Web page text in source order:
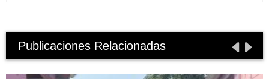
Publicaciones Relacionadas